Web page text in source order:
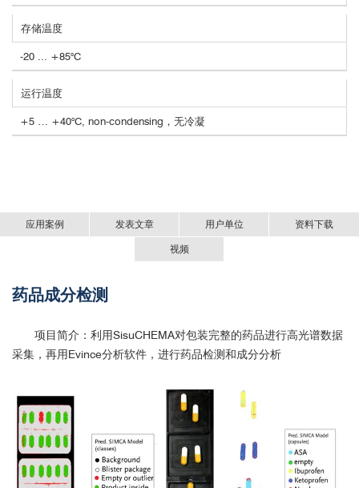
存储温度
-20 ... +85°C
运行温度
+5 … +40°C, non-condensing，无冷凝
应用案例 发表文章 用户单位 资料下载
视频
药品成分检测
项目简介：利用SisuCHEMA对包装完整的药品进行高光谱数据
采集，再用Evince分析软件，进行药品检测和成分分析
高光谱化学成像工作站-SisuCHEMA.pdf
Introduction of SPECIM sisuCHEMA